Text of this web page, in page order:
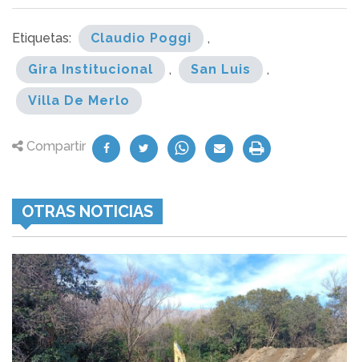
Etiquetas: Claudio Poggi ,
Gira Institucional , San Luis ,
Villa De Merlo
Compartir
OTRAS NOTICIAS